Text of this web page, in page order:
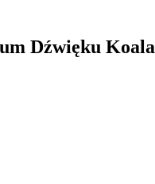
Dźwięku Koala